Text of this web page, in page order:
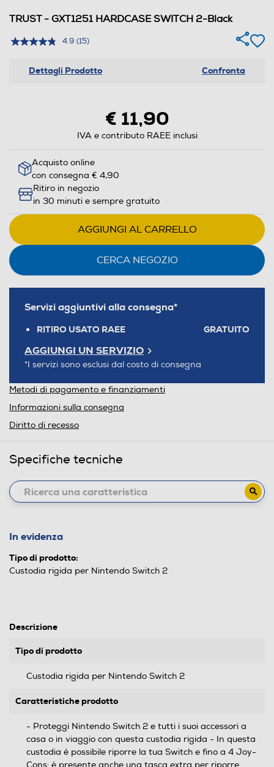
TRUST - GXT1251 HARDCASE SWITCH 2-Black
4.9 (15)
Dettagli Prodotto Confronta
€ 11,90
IVA e contributo RAEE inclusi
Acquisto online
con consegna € 4,90
Ritiro in negozio
in 30 minuti e sempre gratuito
AGGIUNGI AL CARRELLO
CERCA NEGOZIO
Servizi aggiuntivi alla consegna*
RITIRO USATO RAEE GRATUITO
AGGIUNGI UN SERVIZIO
*I servizi sono esclusi dal costo di consegna
Metodi di pagamento e finanziamenti
Informazioni sulla consegna
Diritto di recesso
Specifiche tecniche
In evidenza
Tipo di prodotto:
Custodia rigida per Nintendo Switch 2
Descrizione
Tipo di prodotto
Custodia rigida per Nintendo Switch 2
Caratteristiche prodotto
- Proteggi Nintendo Switch 2 e tutti i suoi accessori a
casa o in viaggio con questa custodia rigida - In questa
custodia è possibile riporre la tua Switch e fino a 4 Joy-
Cons; è presente anche una tasca extra per riporre